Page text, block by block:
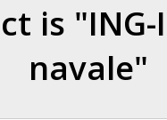
is
navale"